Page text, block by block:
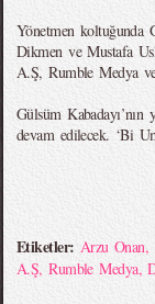
Yönetmen koltuğunda
Dikmen ve Mustafa
A.Ş, Rumble Medya
Gülsüm Kabadayı’nın
devam edilecek. ‘Bi
Etiketler: Arzu Onan,
A.Ş,Rumble Medya,